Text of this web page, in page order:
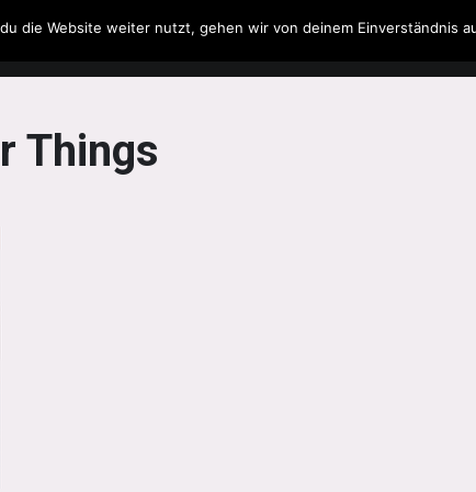
Filme & Serien Musik Spielzeug Literatur
Things
die Website weiter nutzt, gehen wir von deinem Einverständnis